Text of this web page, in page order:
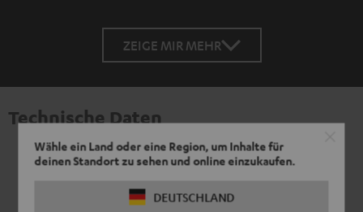
Wähle ein Land oder eine Region, um Inhalte für
deinen Standort zu sehen und online einzukaufen.
DEUTSCHLAND
ZEIGE MIR MEHR
Technische Daten